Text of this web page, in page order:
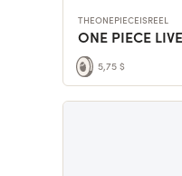
THEONEPIECEISREEL
ONE PIECE
5,75 $